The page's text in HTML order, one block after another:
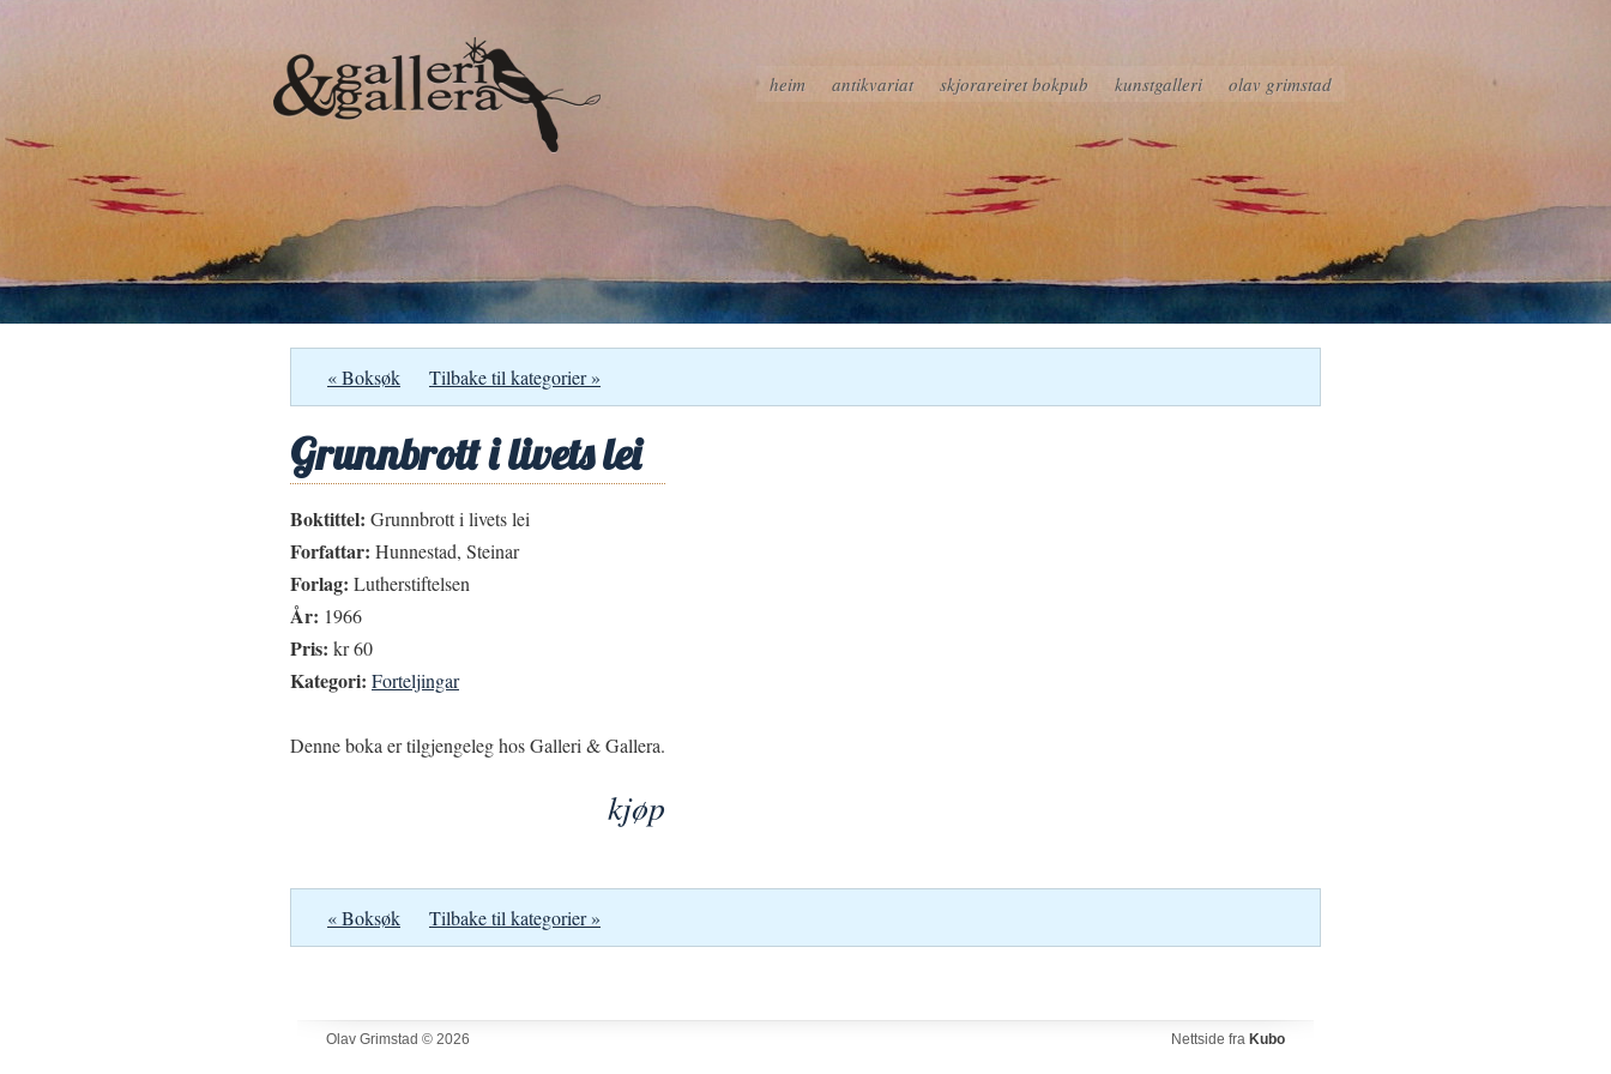
heim antikvariat skjorareiret bokpub kunstgalleri olav grimstad
« Boksøk Tilbake til kategorier »
Grunnbrott i livets lei
Boktittel: Grunnbrott i livets lei
Forfattar: Hunnestad, Steinar
Forlag: Lutherstiftelsen
År: 1966
Pris: kr 60
Kategori: Forteljingar
Denne boka er tilgjengeleg hos Galleri & Gallera.
kjøp
« Boksøk Tilbake til kategorier »
Olav Grimstad © 2026 Nettside fra Kubo